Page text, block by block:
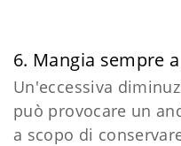
6. Mangia sempre
Un'eccessiva
può provocare un
a scopo di